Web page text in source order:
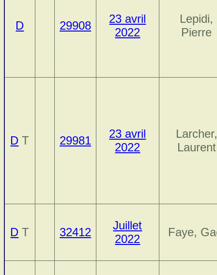
D 29908
23 avril
2022
Lepidi,
Pierre
D T 29981
23 avril
2022
Larcher,
Laurent
D T 32412
Juillet
2022
Faye,